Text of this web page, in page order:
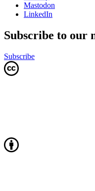
Mastodon
LinkedIn
Subscribe to our
Subscribe